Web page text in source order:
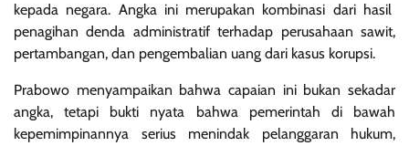
kepada negara. Angka ini merupakan kombinasi dari hasil
penagihan denda administratif terhadap perusahaan sawit,
pertambangan, dan pengembalian uang dari kasus korupsi.
Prabowo menyampaikan bahwa capaian ini bukan sekadar
angka, tetapi bukti nyata bahwa pemerintah di bawah
kepemimpinannya serius menindak pelanggaran hukum,